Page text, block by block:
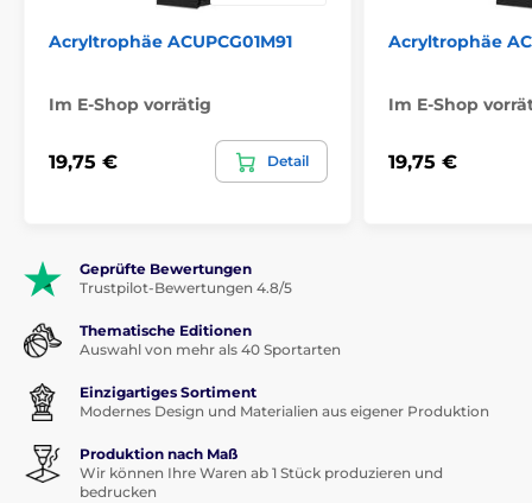
Acryltrophäe ACUPCG01M91
Im E-Shop vorrätig
19,75 € Detail
Acryltrophäe
Im E-Shop
19,75 €
Geprüfte Bewertungen
Trustpilot-Bewertungen 4.8/5
Thematische Editionen
Auswahl von mehr als 40 Sportarten
Einzigartiges Sortiment
Modernes Design und Materialien aus eigener Produktion
Produktion nach Maß
Wir können Ihre Waren ab 1 Stück produzieren und
bedrucken